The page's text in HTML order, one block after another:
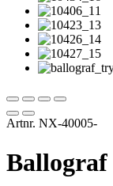
Artnr. NX-40005-
Ballograf